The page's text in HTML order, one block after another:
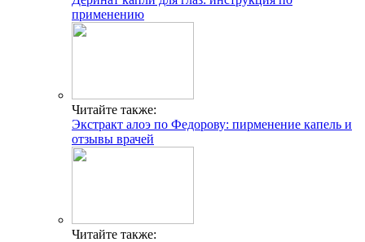
применению
Читайте также:
Экстракт алоэ по Федорову: пирменение капель и
отзывы врачей
Читайте также: